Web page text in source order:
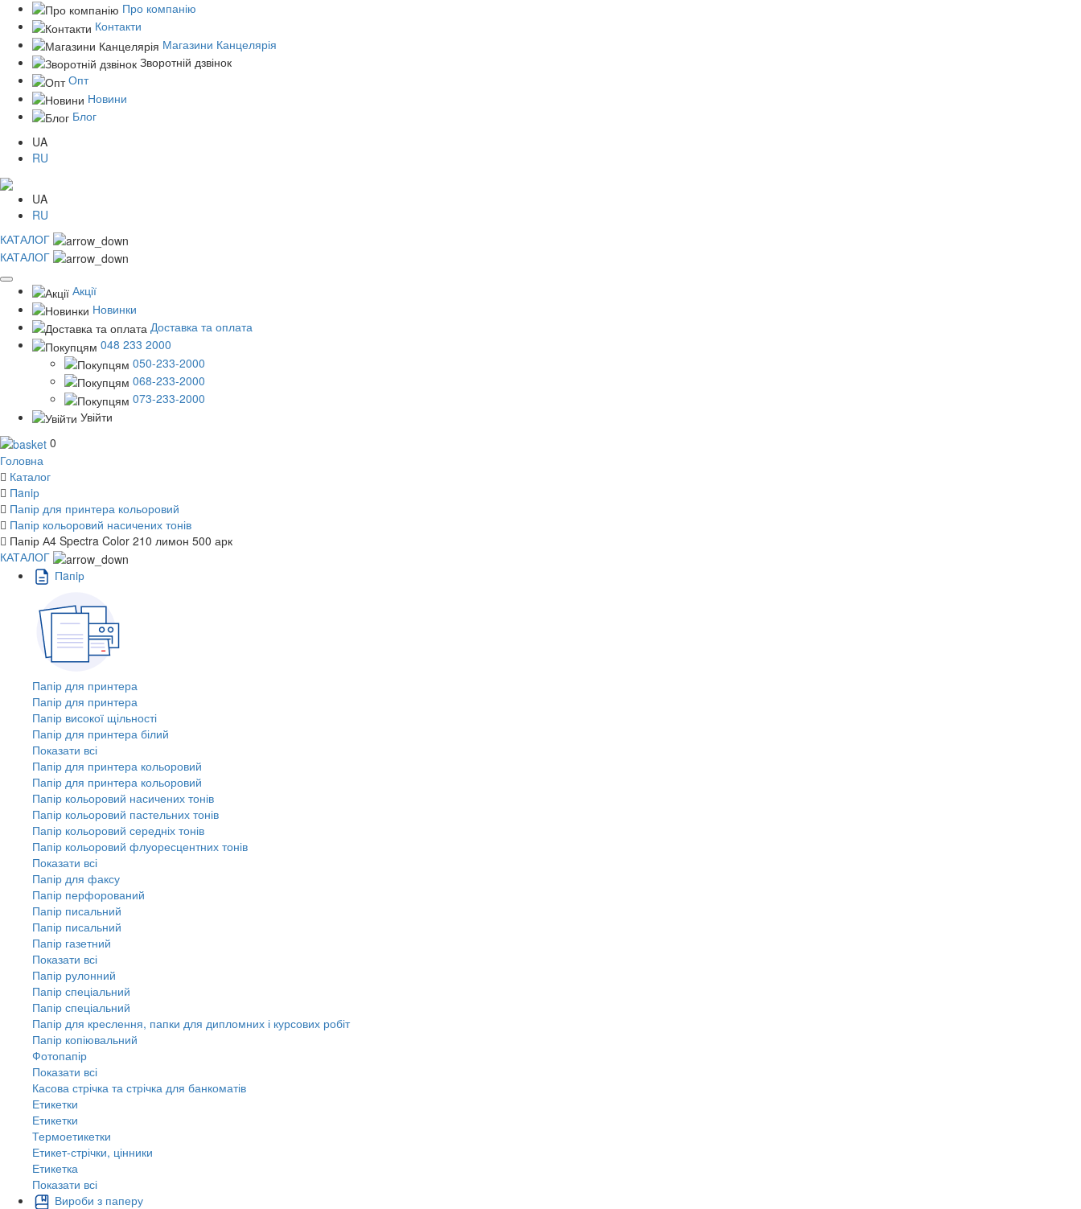
Про компанію
Контакти
Магазини Канцелярія
Зворотній дзвінок
Опт
Новини
Блог
UA
RU
UA
RU
КАТАЛОГ
КАТАЛОГ
Акції
Новинки
Доставка та оплата
048 233 2000
050-233-2000
068-233-2000
073-233-2000
Увійти
0
Головна
Каталог
Пaпiр
Папір для принтера кольоровий
Папір кольоровий насичених тонів
Папір А4 Spectra Color 210 лимон 500 арк
КАТАЛОГ
Пaпiр
Папір для принтера
Папір для принтера
Папір високої щільності
Папір для принтера білий
Показати всі
Папір для принтера кольоровий
Папір для принтера кольоровий
Папір кольоровий насичених тонів
Папір кольоровий пастельних тонів
Папір кольоровий середніх тонів
Папір кольоровий флуоресцентних тонів
Показати всі
Папір для факсу
Папір перфорований
Папір писальний
Папір писальний
Папір газетний
Показати всі
Папір рулонний
Папір спеціальний
Папір спеціальний
Папір для креслення, папки для дипломних і курсових робіт
Папір копіювальний
Фотопапір
Показати всі
Касова стрічка та стрічка для банкоматів
Етикетки
Етикетки
Термоетикетки
Етикет-стрічки, цінники
Етикетка
Показати всі
Вироби з паперу